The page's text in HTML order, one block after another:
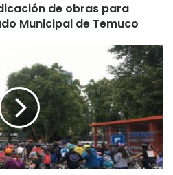
de obras para
Municipal de Temuco